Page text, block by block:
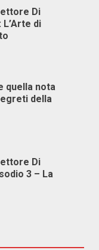
Di
L’Arte di
quella nota
della
Di
3 – La